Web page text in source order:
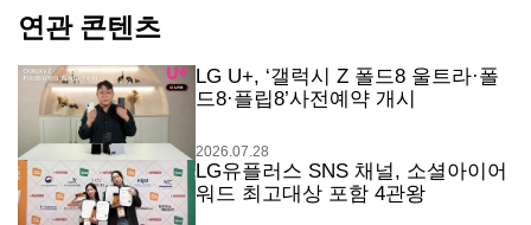
연관 콘텐츠
LG U+, ‘갤럭시 Z 폴드8 울트라·폴
드8·플립8’사전예약 개시
2026.07.28
LG유플러스 SNS 채널, 소셜아이어
워드 최고대상 포함 4관왕